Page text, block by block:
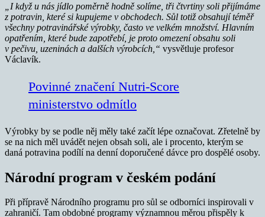
„I když u nás jídlo poměrně hodně solíme, tři čtvrtiny soli přijímáme
z potravin, které si kupujeme v obchodech. Sůl totiž obsahují téměř
všechny potravinářské výrobky, často ve velkém množství. Hlavním
opatřením, které bude zapotřebí, je proto omezení obsahu soli
v pečivu, uzeninách a dalších výrobcích,“ vysvětluje profesor
Václavík.
Povinné značení Nutri-Score
ministerstvo odmítlo
Výrobky by se podle něj měly také začít lépe označovat. Zřetelně by
se na nich měl uvádět nejen obsah soli, ale i procento, kterým se
daná potravina podílí na denní doporučené dávce pro dospělé osoby.
Národní program v českém podání
Při přípravě Národního programu pro sůl se odborníci inspirovali v
zahraničí. Tam obdobné programy významnou měrou přispěly k